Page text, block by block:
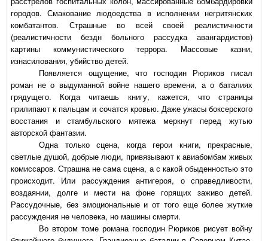
городов. Смакование людоедства в исполнении негритянских
комбатантов. Страшные во всей своей реалистичности
(реалистичности бездн больного рассудка авангардистов)
картины коммунистического террора. Массовые казни,
изнасилования, убийство детей.
Появляется ощущение, что господин Рюриков писал
роман не о выдуманной войне нашего времени, а о баталиях
грядущего. Когда читаешь книгу, кажется, что страницы
прилипают к пальцам и сочатся кровью. Даже ужасы боксерского
восстания и стамбульского мятежа меркнут перед жутью
авторской фантазии.
Одна только сцена, когда герои книги, прекрасные,
светлые душой, добрые люди, привязывают к авиабомбам живых
комиссаров. Страшна не сама сцена, а с какой обыденностью это
происходит. Или рассуждения антигероя, о справедливости,
воздаянии, долге и мести на фоне горящих заживо детей.
Рассудочные, без эмоциональные и от того еще более жуткие
рассуждения не человека, но машины смерти.
Во втором томе романа господин Рюриков рисует войну